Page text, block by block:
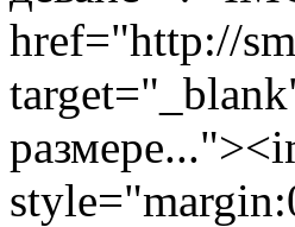
href="http://